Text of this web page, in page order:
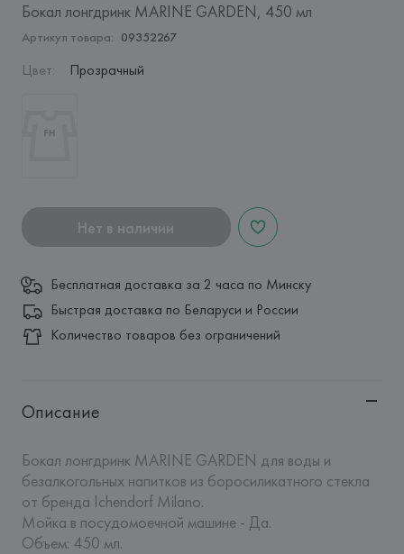
Бокал лонгдринк MARINE GARDEN, 450 мл
Артикул товара: 09352267
Цвет: Прозрачный
Нет в наличии
Бесплатная доставка за 2 часа по Минску
Быстрая доставка по Беларуси и России
Количество товаров без ограничений
Описание
Бокал лонгдринк MARINE GARDEN для воды и
безалкогольных напитков из боросиликатного стекла
от бренда Ichendorf Milano.
Мойка в посудомоечной машине - Да.
Объем: 450 мл.